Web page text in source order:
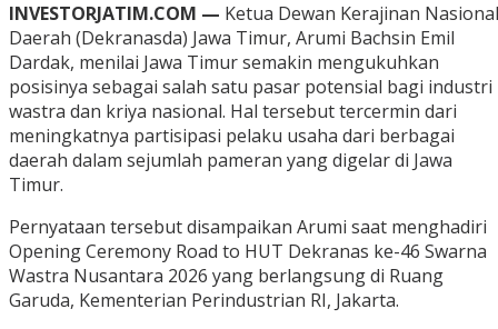
INVESTORJATIM.COM — Ketua Dewan Kerajinan Nasional
Daerah (Dekranasda) Jawa Timur, Arumi Bachsin Emil
Dardak, menilai Jawa Timur semakin mengukuhkan
posisinya sebagai salah satu pasar potensial bagi industri
wastra dan kriya nasional. Hal tersebut tercermin dari
meningkatnya partisipasi pelaku usaha dari berbagai
daerah dalam sejumlah pameran yang digelar di Jawa
Timur.
Pernyataan tersebut disampaikan Arumi saat menghadiri
Opening Ceremony Road to HUT Dekranas ke-46 Swarna
Wastra Nusantara 2026 yang berlangsung di Ruang
Garuda, Kementerian Perindustrian RI, Jakarta.